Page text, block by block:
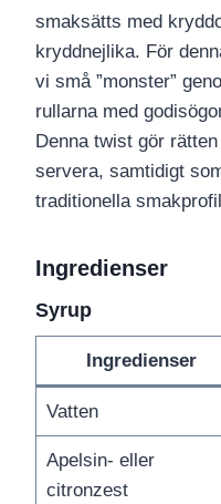
smaksätts med
kryddnejlika. För
vi små ”monster”
rullarna med
Denna twist gör
servera, samtidigt
traditionella
Ingredienser
Syrup
Ingredienser
Vatten
Apelsin- eller
citronzest